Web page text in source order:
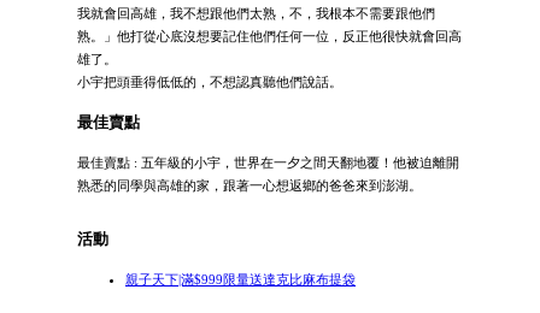
我就會回高雄，我不想跟他們太熟，不，我根本不需要跟他們
熟。」他打從心底沒想要記住他們任何一位，反正他很快就會回高
雄了。
小宇把頭垂得低低的，不想認真聽他們說話。
最佳賣點
最佳賣點 : 五年級的小宇，世界在一夕之間天翻地覆！他被迫離開
熟悉的同學與高雄的家，跟著一心想返鄉的爸爸來到澎湖。
活動
親子天下|滿$999限量送達克比麻布提袋